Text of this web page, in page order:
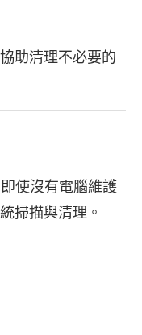
助清理不必要的
使沒有電腦維護
掃描與清理。